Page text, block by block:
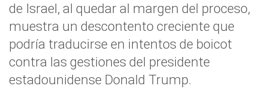
de Israel, al quedar al margen del proceso,
muestra un descontento creciente que
podría traducirse en intentos de boicot
contra las gestiones del presidente
estadounidense Donald Trump.